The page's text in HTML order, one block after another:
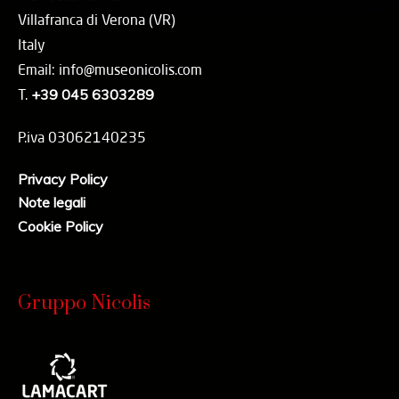
Villafranca di Verona (VR)
Italy
Email: info@museonicolis.com
T. +39 045 6303289
P.iva 03062140235
Privacy Policy
Note legali
Cookie Policy
Gruppo Nicolis